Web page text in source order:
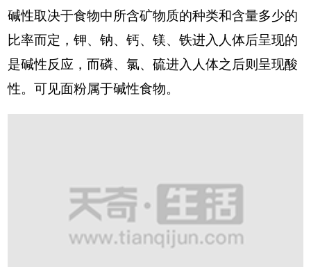
碱性取决于食物中所含矿物质的种类和含量多少的
比率而定，钾、钠、钙、镁、铁进入人体后呈现的
是碱性反应，而磷、氯、硫进入人体之后则呈现酸
性。可见面粉属于碱性食物。